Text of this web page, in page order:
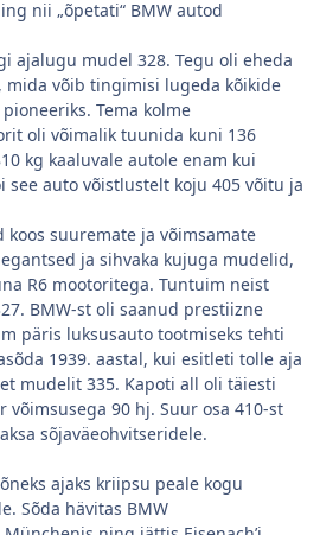
nii „õpetati“ BMW autod
ajalugu mudel 328. Tegu oli eheda
mida võib tingimisi lugeda kõikide
Tema kolme
oli võimalik tuunida kuni 136
kg kaaluvale autole enam kui
see auto võistlustelt koju 405 võitu ja
suuremate ja võimsamate
ja sihvaka kujuga mudelid,
R6 mootoritega. Tuntuim neist
BMW-st oli saanud prestiizne
päris luksusauto tootmiseks tehti
1939. aastal, kui esitleti tolle aja
mudelit 335. Kapoti all oli täiesti
võimsusega 90 hj. Suur osa 410-st
sõjaväeohvitseridele.
ajaks kriipsu peale kogu
Sõda hävitas BMW